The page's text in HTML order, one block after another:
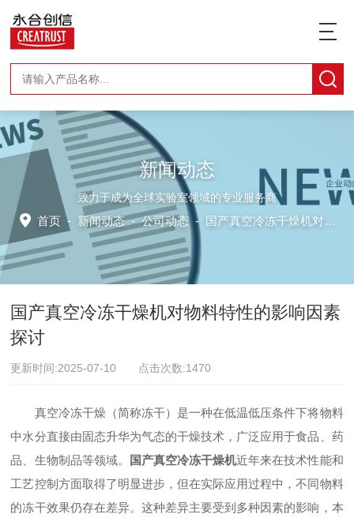
新闻动态
致力于成为全球实验室领域的专业服务商
首页 - 新闻动态-公司动态 - 国产真空冷冻干燥机对物料特性的影响因素探讨
国产真空冷冻干燥机对物料特性的影响因素
探讨
更新时间:2025-07-10 点击次数:1470
真空冷冻干燥（简称冻干）是一种在低温低压条件下将物料
中水分直接由固态升华为气态的干燥技术，广泛应用于食品、药
品、生物制品等领域。
国产真空冷冻干燥机近年来在技术性能和
工艺控制方面取得了明显进步，但在实际应用过程中，不同物料
的冻干效果仍存在差异。这种差异主要受到多种因素的影响，本